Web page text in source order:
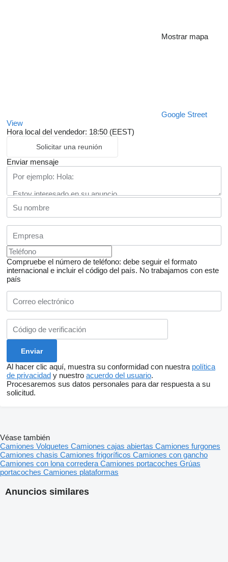
Mostrar mapa
Google Street
View
Hora local del vendedor: 18:50 (EEST)
Solicitar una reunión
Enviar mensaje
Compruebe el número de teléfono: debe seguir el formato
internacional e incluir el código del país. No trabajamos con este
país
Al hacer clic aquí, muestra su conformidad con nuestra política
de privacidad y nuestro acuerdo del usuario.
Procesaremos sus datos personales para dar respuesta a su
solicitud.
Anuncios similares
Véase también
Camiones Volquetes Camiones cajas abiertas Camiones furgones
Camiones chasis Camiones frigoríficos Camiones con gancho
Camiones con lona corredera Camiones portacoches Grúas
portacoches Camiones plataformas